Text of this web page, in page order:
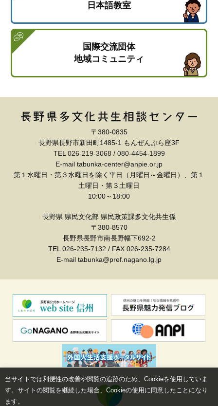
日本語教室
国際交流団体
地域コミュニティ
〒380-0835
長野県長野市新田町1485-1 もんぜんぷら座3F
TEL026-219-3068 / 080-4454-1899
E-mail tabunka-center@anpie.or.jp
第１水曜日・第３水曜日を除く平日（月曜日～金曜日）、第１
土曜日・第３土曜日
10:00～18:00
長野県 県民文化部 県民政策課多文化共生係
〒380-8570
長野県長野市南長野幅下692-2
TEL026-235-7132 / FAX 026-235-7284
E-mail tabunka@pref.nagano.lg.jp
当サイトでは利便性の改善や閲覧の追跡のため、Cookieを使用していま
す。サイトの閲覧を継続した場合、Cookieの使用に同意したことになり
ます。